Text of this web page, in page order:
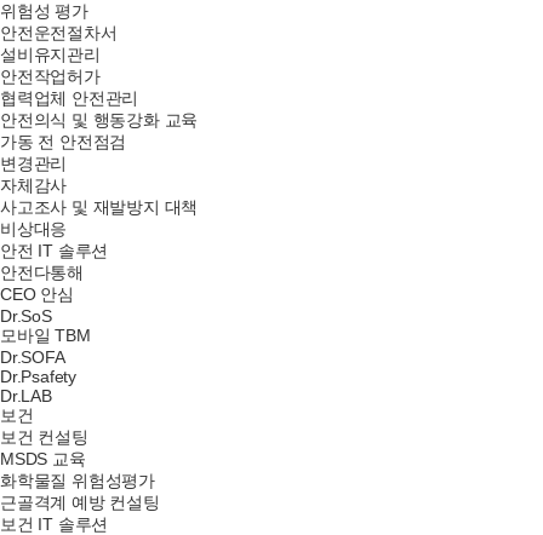
위험성 평가
안전운전절차서
설비유지관리
안전작업허가
협력업체 안전관리
안전의식 및 행동강화 교육
가동 전 안전점검
변경관리
자체감사
사고조사 및 재발방지 대책
비상대응
안전 IT 솔루션
안전다통해
CEO 안심
Dr.SoS
모바일 TBM
Dr.SOFA
Dr.Psafety
Dr.LAB
보건
보건 컨설팅
MSDS 교육
화학물질 위험성평가
근골격계 예방 컨설팅
보건 IT 솔루션